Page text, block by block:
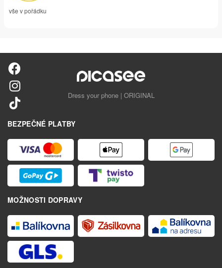
vše v pořádku
Dress your phone | ORIGINAL
BEZPEČNÉ PLATBY
MOŽNOSTI DOPRAVY